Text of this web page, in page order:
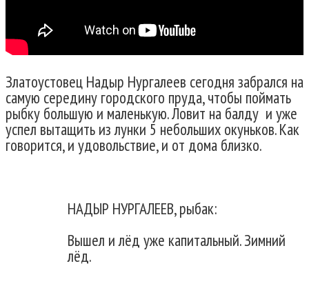
Златоустовец Надыр Нургалеев сегодня забрался на
самую середину городского пруда, чтобы поймать
рыбку большую и маленькую. Ловит на балду и уже
успел вытащить из лунки 5 небольших окуньков. Как
говорится, и удовольствие, и от дома близко.
НАДЫР НУРГАЛЕЕВ, рыбак:
Вышел и лёд уже капитальный. Зимний
лёд.